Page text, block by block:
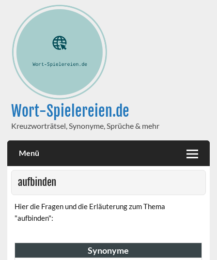
Wort-Spielereien.de
Kreuzworträtsel, Synonyme, Sprüche & mehr
Menü
aufbinden
Hier die Fragen und die Erläuterung zum Thema
"aufbinden":
Synonyme